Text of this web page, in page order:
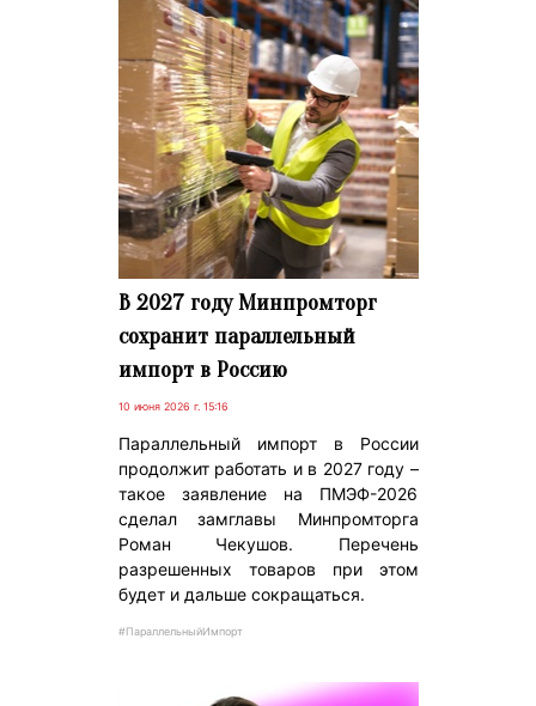
В 2027 году Минпромторг
сохранит параллельный
импорт в Россию
10 июня 2026 г. 15:16
Параллельный импорт в России
продолжит работать и в 2027 году –
такое заявление на ПМЭФ-2026
сделал замглавы Минпромторга
Роман Чекушов. Перечень
разрешенных товаров при этом
будет и дальше сокращаться.
#ПараллельныйИмпорт